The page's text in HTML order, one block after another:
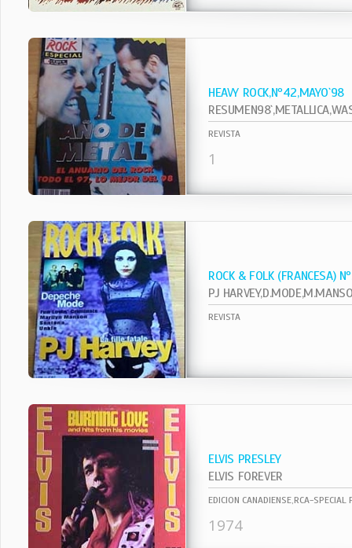
HEAVY ROCK,Nº42,MAYO`98
REVISTA
1
ROCK & FOLK (FRANCESA)
REVISTA
ELVIS PRESLEY
ELVIS FOREVER
EDICION CANADIENSE,RCA-
1974